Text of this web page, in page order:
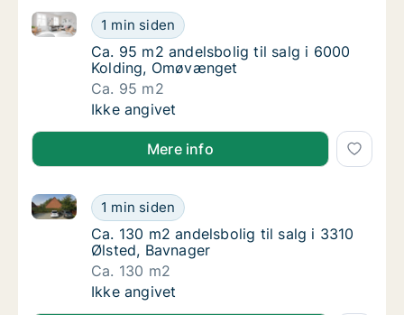
Ca. 95 m2 andelsbolig til salg i 6000
1 min siden
Ca. 95 m2 andelsbolig til salg i 6000 Kolding,
Ca. 95 m2 andelsbolig til salg i 6000
Ca. 95 m2 andelsbolig til salg i 6000
Kolding, Omøvænget
Ca. 95 m2
Ca. 95 m2 andelsbolig til salg i 6000
Ikke angivet
Mere info
Ca. 130 m2 andelsbolig til salg i 3310
1 min siden
Ca. 130 m2 andelsbolig til salg i 3310 Ølsted,
Ca. 130 m2 andelsbolig til salg i 3310
Ca. 130 m2 andelsbolig til salg i 3310
Ølsted, Bavnager
Ca. 130 m2
Ca. 130 m2 andelsbolig til salg i 3310
Ikke angivet